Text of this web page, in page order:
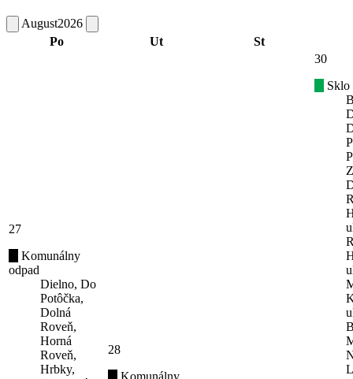
August2026
Po
Ut St
27
Komunálny
odpad
Dielno, Do
Potôčka,
Dolná
Roveň,
Horná
Roveň,
Hrbky,
28
Komunálny
30
Sklo